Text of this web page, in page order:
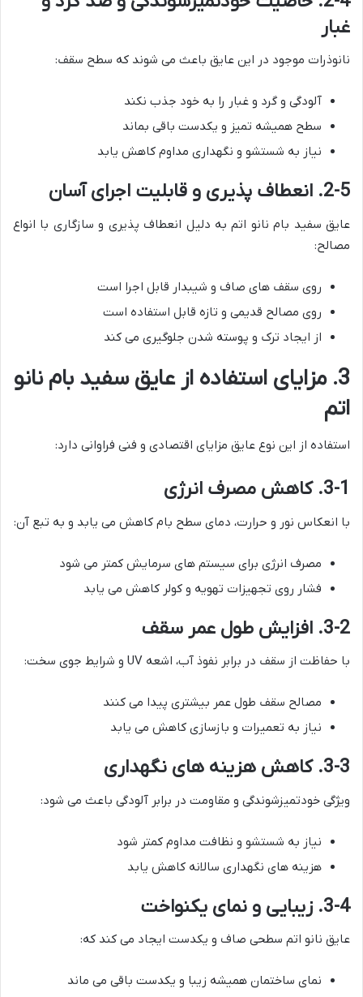
غبار
نانوذرات موجود در این عایق باعث می شوند که سطح سقف:
آلودگی و گرد و غبار را به خود جذب نکند
سطح همیشه تمیز و یکدست باقی بماند
نیاز به شستشو و نگهداری مداوم کاهش یابد
2-5. انعطاف پذیری و قابلیت اجرای آسان
عایق سفید بام نانو اتم به دلیل انعطاف پذیری و سازگاری با انواع
مصالح:
روی سقف های صاف و شیبدار قابل اجرا است
روی مصالح قدیمی و تازه قابل استفاده است
از ایجاد ترک و پوسته شدن جلوگیری می کند
3. مزایای استفاده از عایق سفید بام نانو
اتم
استفاده از این نوع عایق مزایای اقتصادی و فنی فراوانی دارد:
3-1. کاهش مصرف انرژی
با انعکاس نور و حرارت، دمای سطح بام کاهش می یابد و به تبع آن:
مصرف انرژی برای سیستم های سرمایش کمتر می شود
فشار روی تجهیزات تهویه و کولر کاهش می یابد
3-2. افزایش طول عمر سقف
با حفاظت از سقف در برابر نفوذ آب، اشعه UV و شرایط جوی سخت:
مصالح سقف طول عمر بیشتری پیدا می کنند
نیاز به تعمیرات و بازسازی کاهش می یابد
3-3. کاهش هزینه های نگهداری
ویژگی خودتمیزشوندگی و مقاومت در برابر آلودگی باعث می شود:
نیاز به شستشو و نظافت مداوم کمتر شود
هزینه های نگهداری سالانه کاهش یابد
3-4. زیبایی و نمای یکنواخت
عایق نانو اتم سطحی صاف و یکدست ایجاد می کند که:
نمای ساختمان همیشه زیبا و یکدست باقی می ماند